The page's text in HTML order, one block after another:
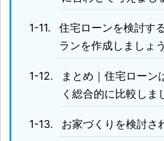
住宅ローンを検討す
ランを作成しましょう
まとめ｜住宅ローン
く総合的に比較しま
お家づくりを検討さ